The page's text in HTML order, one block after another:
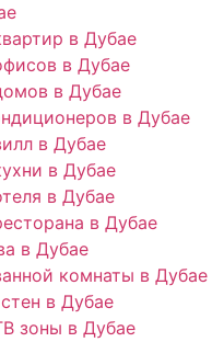
в Дубае
в Дубае
в Дубае
в Дубае
в Дубае
в Дубае
в Дубае
в Дубае
в Дубае
комнаты в Дубае
в Дубае
зоны в Дубае